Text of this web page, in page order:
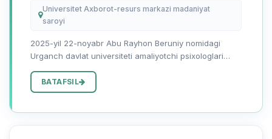
Universitet Axborot-resurs markazi madaniyat
saroyi
2025-yil 22-noyabr Abu Rayhon Beruniy nomidagi
Urganch davlat universiteti amaliyotchi psixologlari
munosabati bilan tadbir tashkil etildi. Tadbir davomida
inson ruhiyati,...
BATAFSIL